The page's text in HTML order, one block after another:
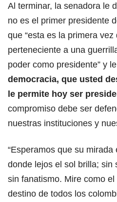
Al terminar, la senadora le
no es el primer presidente
que “esta es la primera vez
perteneciente a una
poder como presidente” y
democracia, que usted
le permite hoy ser
compromiso debe ser
nuestras instituciones y
“Esperamos que su
donde lejos el sol brilla; sin
sin fanatismo. Mire como
destino de todos los